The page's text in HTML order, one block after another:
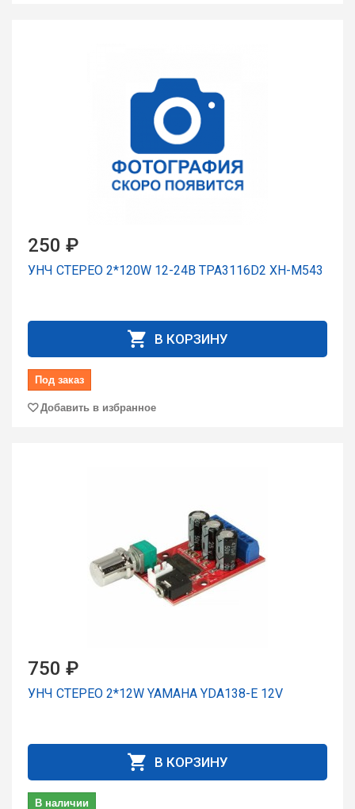
250 ₽
УНЧ СТЕРЕО 2*120W 12-24В TPA3116D2 XH-M543
В КОРЗИНУ
Под заказ
Добавить в избранное
750 ₽
УНЧ СТЕРЕО 2*12W YAMAHA YDA138-E 12V
В КОРЗИНУ
В наличии